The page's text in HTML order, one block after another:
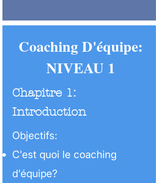
Coaching D'équipe:
NIVEAU 1
Chapitre 1:
Introduction
Objectifs:
C'est quoi le coaching
d'équipe?